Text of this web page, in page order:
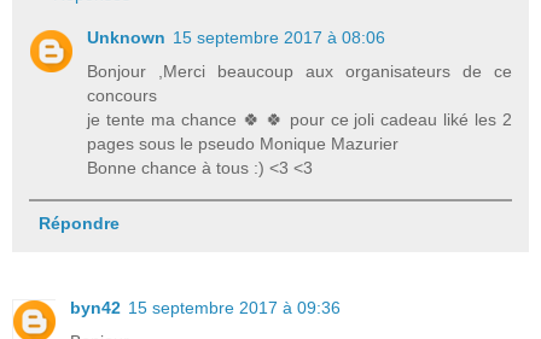
Unknown 15 septembre 2017 à 08:06
Bonjour ,Merci beaucoup aux organisateurs de ce
concours
je tente ma chance 🍀 🍀 pour ce joli cadeau liké les 2
pages sous le pseudo Monique Mazurier
Bonne chance à tous :) <3 <3
Répondre
byn42 15 septembre 2017 à 09:36